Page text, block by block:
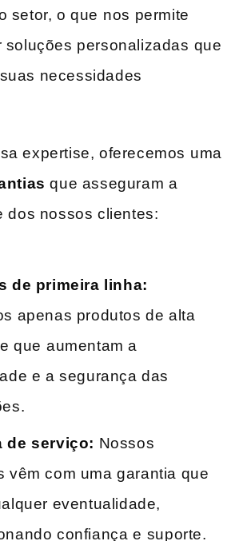
setor, o que ⁤nos permite
soluções personalizadas ⁣que
necessidades
expertise, oferecemos ⁤uma
que asseguram a
dos nossos clientes:
de primeira linha:
apenas produtos de alta
que⁤ aumentam a
e a segurança das​
de serviço: Nossos
vêm com uma garantia que
eventualidade,
confiança e ⁣suporte.